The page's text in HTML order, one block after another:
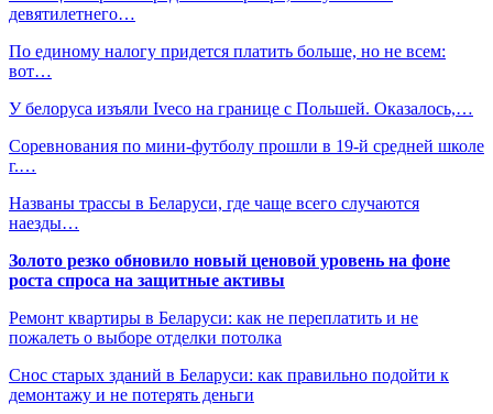
девятилетнего…
По единому налогу придется платить больше, но не всем:
вот…
У белоруса изъяли Iveco на границе с Польшей. Оказалось,…
Соревнования по мини-футболу прошли в 19-й средней школе
г.…
Названы трассы в Беларуси, где чаще всего случаются
наезды…
Золото резко обновило новый ценовой уровень на фоне
роста спроса на защитные активы
Ремонт квартиры в Беларуси: как не переплатить и не
пожалеть о выборе отделки потолка
Снос старых зданий в Беларуси: как правильно подойти к
демонтажу и не потерять деньги